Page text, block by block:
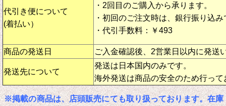
代引き便について
(着払い）
・2回目のご購入から承ります。
・初回のご注文時は、銀行振り込
・代引手数料：￥493
商品の発送日 ご入金確認後、2営業日以内に発送
発送先について
発送は日本国内のみです。
海外発送は商品の安全のため行って
※掲載の商品は、店頭販売にても取り扱っております。在庫